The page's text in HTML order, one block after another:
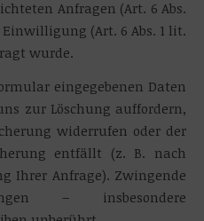
Anfragen (Art. 6 Abs.
Einwilligung (Art. 6 Abs. 1 lit.
wurde.
eingegebenen Daten
zur Löschung auffordern,
widerrufen oder der
entfällt (z. B. nach
Ihrer Anfrage). Zwingende
– insbesondere